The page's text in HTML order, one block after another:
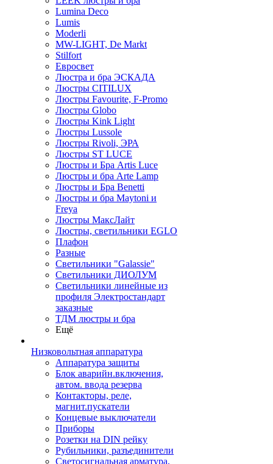
Lumina Deco
Lumis
Moderli
MW-LIGHT, De Markt
Stilfort
Евросвет
Люстра и бра ЭСКАДА
Люстры CITILUX
Люстры Favourite, F-Promo
Люстры Globo
Люстры Kink Light
Люстры Lussole
Люстры Rivoli, ЭРА
Люстры ST LUCE
Люстры и Бра Artis Luce
Люстры и бра Arte Lamp
Люстры и Бра Benetti
Люстры и бра Maytoni и
Freya
Люстры МаксЛайт
Люстры, светильники EGLO
Плафон
Разные
Светильники "Galassie"
Светильники ДИОЛУМ
Светильники линейные из
профиля Электростандарт
заказные
ТДМ люстры и бра
Ещё
Низковольтная аппаратура
Аппаратура защиты
Блок аварийн.включения,
автом. ввода резерва
Контакторы, реле,
магнит.пускатели
Концевые выключатели
Приборы
Розетки на DIN рейку
Рубильники, разъединители
Светосигнальная арматура,